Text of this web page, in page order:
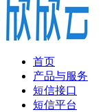
首页
产品与服务
短信接口
短信平台